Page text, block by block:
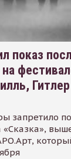
показ
запретило